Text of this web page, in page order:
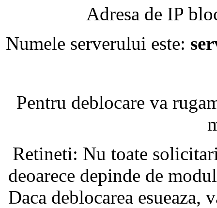
Adresa de IP
Numele serverului este:
Pentru deblocare va
Retineti: Nu toate
deoarece depinde de
Daca deblocarea